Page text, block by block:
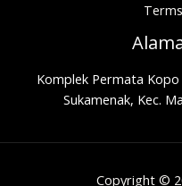
Komplek Permata Kopo
Sukamenak, Kec.
Copyright ©